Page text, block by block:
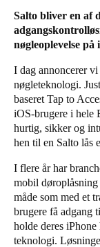
English
France
Français
Netherlands
Nederlands
FrançaisNederlands
Spain
Español
Salto bliver en af
nøgleoplevelse
I dag annoncerer
nøgleteknologi.
baseret Tap to
iOS-brugere i hele
hurtig, sikker og
hen til en Salto lås
I flere år har
mobil
måde som med et
brugere få adgang
holde deres
teknologi.